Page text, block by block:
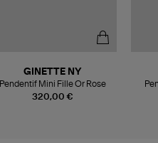
320,00 €
GINETTE NY
Pendentif Mini Fille Or Rose